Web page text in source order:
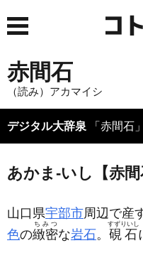
赤間石
（読み）アカマイシ
デジタル大辞泉 「赤間石
あかま‐いし【赤間
山口県宇部市周辺で産
色の緻密
ちみつ
な岩石。 硯石
すずりいし